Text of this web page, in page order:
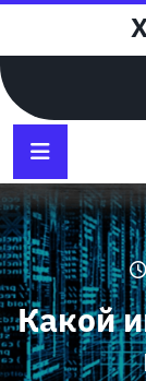
содержимому
Какой